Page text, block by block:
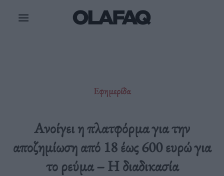
Εφημερίδα
Aνοίγει η πλατφόρμα για την
αποζημίωση από 18 έως 600 ευρώ για
το ρεύμα – Η διαδικασία